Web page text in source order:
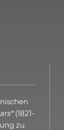
(1821-
zu